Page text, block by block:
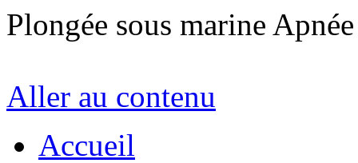
Plongée sous marine
Aller au contenu
Accueil